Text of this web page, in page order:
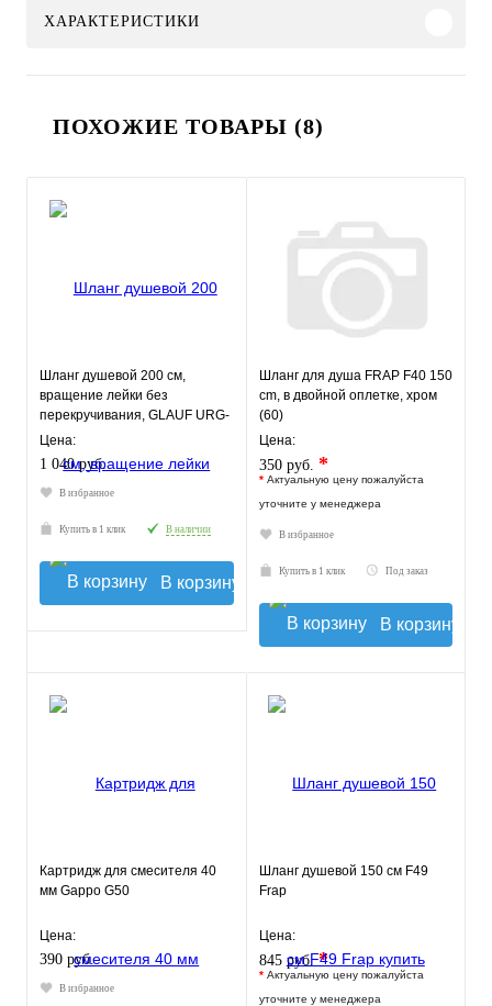
ХАРАКТЕРИСТИКИ
ПОХОЖИЕ ТОВАРЫ (8)
Шланг душевой 200 см,
вращение лейки без
перекручивания, GLAUF URG-
1207
Цена:
1 040 руб.
В избранное
Купить в 1 клик В наличии
В корзину
Шланг для душа FRAP F40 150
cm, в двойной оплетке, хром
(60)
Цена:
350 руб. *
* Актуальную цену пожалуйста
уточните у менеджера
В избранное
Купить в 1 клик Под заказ
В корзину
Картридж для смесителя 40
мм Gappo G50
Цена:
390 руб.
В избранное
Шланг душевой 150 см F49
Frap
Цена:
845 руб.*
* Актуальную цену пожалуйста
уточните у менеджера